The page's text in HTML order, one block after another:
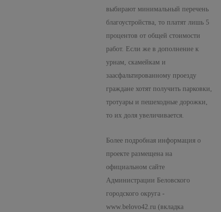
выбирают минимальный перечень
благоустройства, то платят лишь 5
процентов от общей стоимости
работ. Если же в дополнение к
урнам, скамейкам и
заасфальтированному проезду
граждане хотят получить парковки,
тротуары и пешеходные дорожки,
то их доля увеличивается.
Более подробная информация о
проекте размещена на
официальном сайте
Администрации Беловского
городского округа -
www.belovo42.ru (вкладка